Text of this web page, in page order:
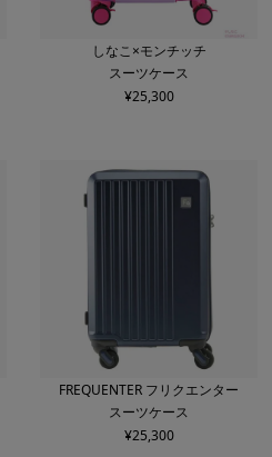
しなこ×モンチッチ
スーツケース
¥25,300
FREQUENTER フリクエンター
スーツケース
¥25,300